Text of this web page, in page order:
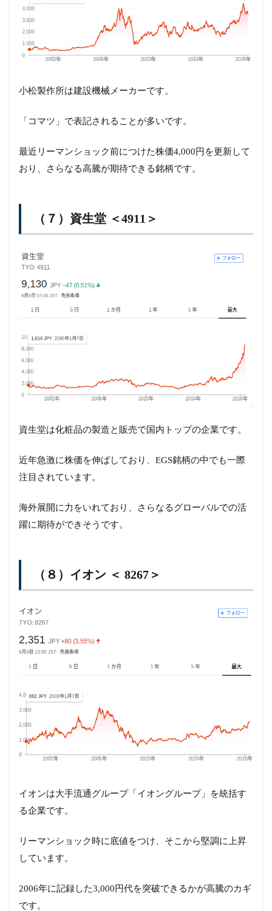
小松製作所は建設機械メーカーです。
「コマツ」で表記されることが多いです。
最近リーマンショック前につけた株価4,000円を更新して
おり、さらなる高騰が期待できる銘柄です。
（７）資生堂 ＜4911＞
資生堂は化粧品の製造と販売で国内トップの企業です。
近年急激に株価を伸ばしており、EGS銘柄の中でも一際
注目されています。
海外展開に力をいれており、さらなるグローバルでの活
躍に期待ができそうです。
（８）イオン ＜ 8267＞
イオンは大手流通グループ「イオングループ」を統括す
る企業です。
リーマンショック時に底値をつけ、そこから堅調に上昇
しています。
2006年に記録した3,000円代を突破できるかが高騰のカギ
です。